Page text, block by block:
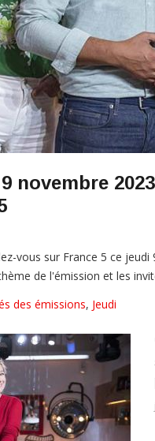
novembre
vous sur France 5 ce
de l'émission et les
des émissions, Jeudi